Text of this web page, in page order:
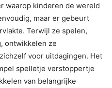
waarop kinderen de wereld
maar er gebeurt
Terwijl ze spelen,
ontwikkelen ze
voor uitdagingen. Het
spelletje verstoppertje
van belangrijke